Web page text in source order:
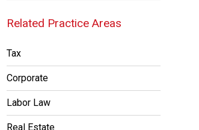
Related Practice Areas
Tax
Corporate
Labor Law
Real Estate